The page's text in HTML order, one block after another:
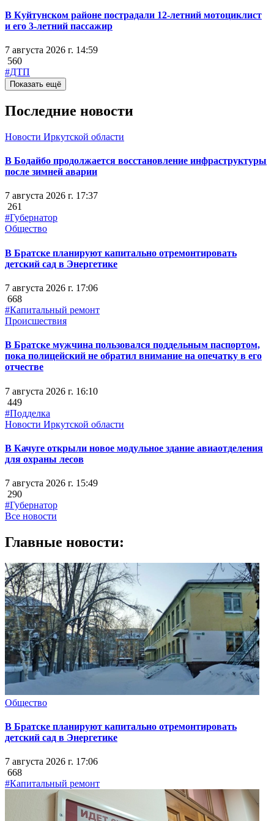
В Куйтунском районе пострадали 12-летний мотоциклист
и его 3-летний пассажир
7 августа 2026 г. 14:59
560
#ДТП
Показать ещё
Последние новости
Новости Иркутской области
В Бодайбо продолжается восстановление инфраструктуры
после зимней аварии
7 августа 2026 г. 17:37
261
#Губернатор
Общество
В Братске планируют капитально отремонтировать
детский сад в Энергетике
7 августа 2026 г. 17:06
668
#Капитальный ремонт
Происшествия
В Братске мужчина пользовался поддельным паспортом,
пока полицейский не обратил внимание на опечатку в его
отчестве
7 августа 2026 г. 16:10
449
#Подделка
Новости Иркутской области
В Качуге открыли новое модульное здание авиаотделения
для охраны лесов
7 августа 2026 г. 15:49
290
#Губернатор
Все новости
Главные новости:
Общество
В Братске планируют капитально отремонтировать
детский сад в Энергетике
7 августа 2026 г. 17:06
668
#Капитальный ремонт